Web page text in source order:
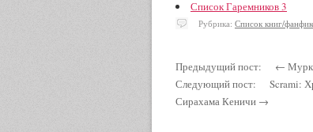
Список Гаремников 3
Рубрика: Список книг/
Предыдущий пост: ←
Следующий пост: Scrami:
Сирахама Кеничи →